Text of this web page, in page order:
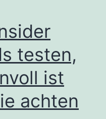
testen,
ist
achten